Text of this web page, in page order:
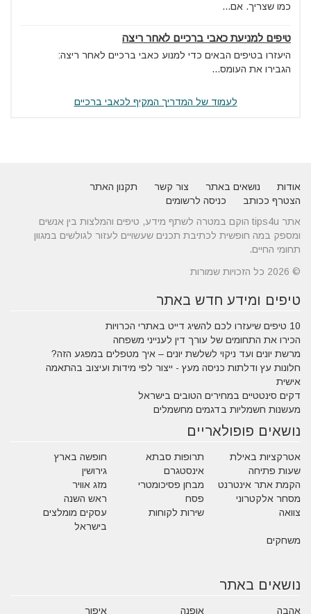
כמו שצריך. אם...
טיפים למניעת כאבי ברכיים לאחר ריצה
היעזרו בטיפים הבאים כדי למנוע כאבי ברכיים לאחר ריצה:
הגבירו את העומס...
לעמוד של המדריך המקיף לכאבי ברכיים
אודות נושאים באתר צור קשר
תקנון האתר
הצטרף ככותב
כניסה לרשומים
אתר tips4u הוקם במטרה לשתף מידע, טיפים והמלצות בין אנשים
ומספק במה חופשית לכתיבת תכנים שעשויים לעזור לגולשים במגוון
תחומי החיים.
© 2026 כל הזכויות שמורות
טיפים ומידע חדש באתר
10 טיפים שיעזרו לכם להשיג דייט באתרי הכרויות
הכירו את התחומים של עורך דין לענייני משפחה
מרשת יונים ועד ניקוי לשלשת יונים – איך מטפלים במפגע הזה?
חלונות עץ ודלתות כניסה מעץ - ייצור לפי מידות ועיצוב בהתאמה
אישית
דקים סינטטיים במחירים הטובים בישראל
מעשנות חשמליות בדגמים מחשמלים
נושאים פופולאריים
אטרקציות באילת תרופות סבתא
חופשה בארץ
שעות פתיחה
אינסטגרם
גירושין
הקמת אתר אינטרנט
מבחן פסיכומטרי
מזג אוויר
מסחר אלקטרוני
פסח
ראש השנה
צוואה
שירות לקוחות
עסקים מומלצים
בישראל
משחקים
נושאים באתר
אהבה אופנה איפור